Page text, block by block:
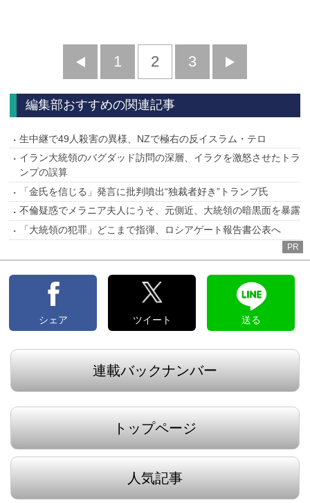
前
へ
1 2 3
へ
編集部おすすめの関連記事
生中継で49人殺害の異様、NZで極右の反イスラム・テロ
イラン大統領のバグダッド訪問の深層、イラクを激怒させたトラ
ンプの誤算
「金氏を信じる」発言に批判噴出“独裁者好き”トランプ氏
不倫疑惑でメラニア夫人にうそ、元側近、大統領の暗黒面を暴露
「大統領の犯罪」どこまで指弾、ロシアゲート報告書公表へ
PR
シェア ツイート 送る
連載バックナンバー
トップページ
人気記事